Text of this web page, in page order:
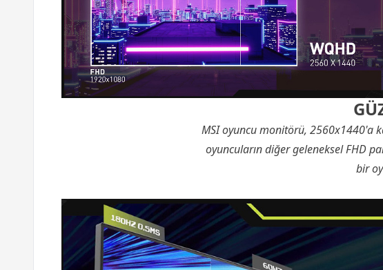
MSI oyuncu monitörü, 2560x1440'a
oyuncuların diğer geleneksel FHD
bir